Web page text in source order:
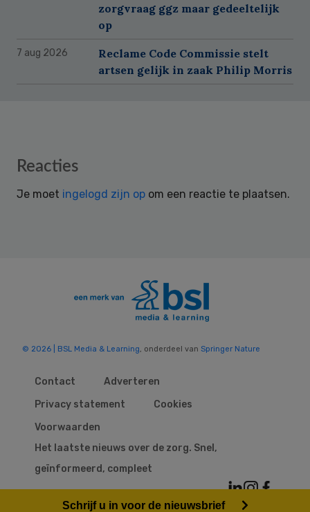
zorgvraag ggz maar gedeeltelijk
op
7 aug 2026
Reclame Code Commissie stelt
artsen gelijk in zaak Philip Morris
Reader
Reacties
Je moet ingelogd zijn op om een reactie te plaatsen.
© 2026 | BSL Media & Learning , onderdeel van Springer Nature
Contact
Adverteren
Privacy statement
Cookies
Voorwaarden
Het laatste nieuws over de zorg. Snel,
geïnformeerd, compleet
Schrijf u in voor de nieuwsbrief